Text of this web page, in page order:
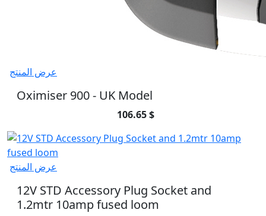
عرض المنتج
Oximiser 900 - UK Model
106.65 $
عرض المنتج
12V STD Accessory Plug Socket and
1.2mtr 10amp fused loom